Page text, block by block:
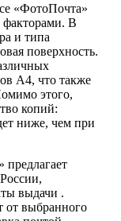
«ФотоПочта»
факторами. В
и типа
поверхность.
А4, что также
этого,
копий:
ниже, чем при
предлагает
выдачи .
от выбранного